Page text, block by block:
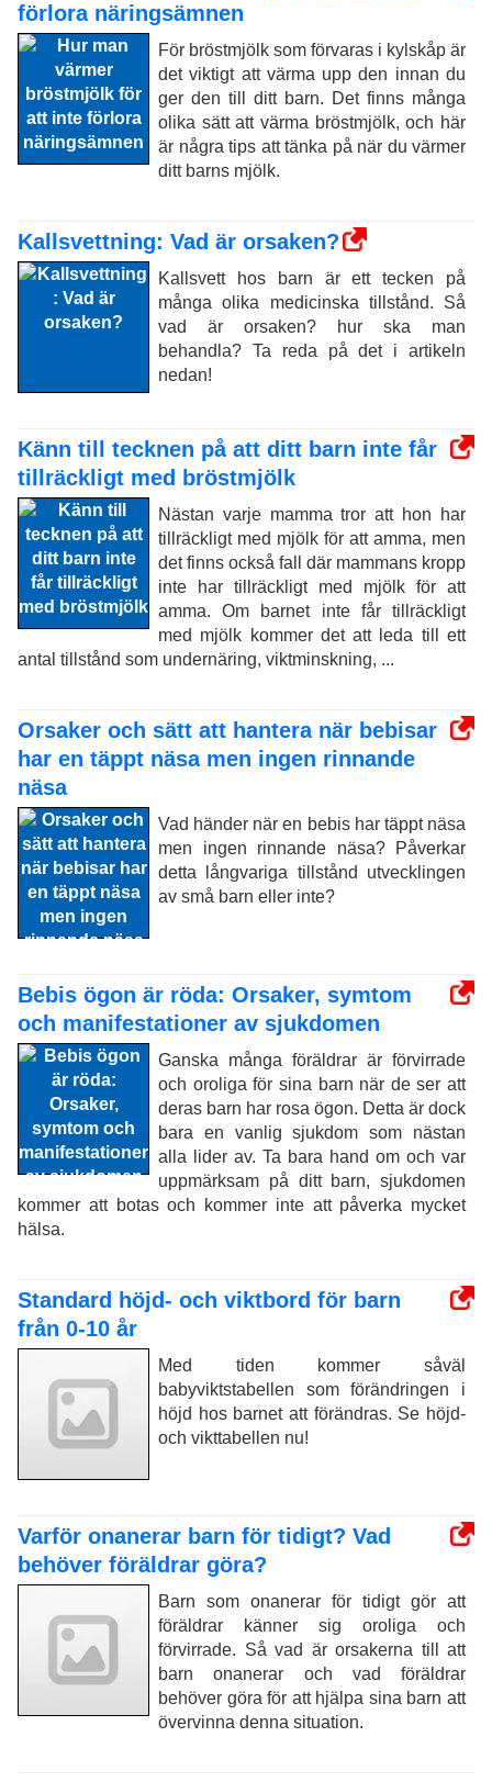
förlora näringsämnen
För bröstmjölk som förvaras i kylskåp är
det viktigt att värma upp den innan du
ger den till ditt barn. Det finns många
olika sätt att värma bröstmjölk, och här
är några tips att tänka på när du värmer
ditt barns mjölk.
Kallsvettning: Vad är orsaken?
Kallsvett hos barn är ett tecken på
många olika medicinska tillstånd. Så
vad är orsaken? hur ska man
behandla? Ta reda på det i artikeln
nedan!
Känn till tecknen på att ditt barn inte får
tillräckligt med bröstmjölk
Nästan varje mamma tror att hon har
tillräckligt med mjölk för att amma, men
det finns också fall där mammans kropp
inte har tillräckligt med mjölk för att
amma. Om barnet inte får tillräckligt
med mjölk kommer det att leda till ett
antal tillstånd som undernäring, viktminskning, ...
Orsaker och sätt att hantera när bebisar
har en täppt näsa men ingen rinnande
näsa
Vad händer när en bebis har täppt näsa
men ingen rinnande näsa? Påverkar
detta långvariga tillstånd utvecklingen
av små barn eller inte?
Bebis ögon är röda: Orsaker, symtom
och manifestationer av sjukdomen
Ganska många föräldrar är förvirrade
och oroliga för sina barn när de ser att
deras barn har rosa ögon. Detta är dock
bara en vanlig sjukdom som nästan
alla lider av. Ta bara hand om och var
uppmärksam på ditt barn, sjukdomen
kommer att botas och kommer inte att påverka mycket
hälsa.
Standard höjd- och viktbord för barn
från 0-10 år
Med tiden kommer såväl
babyviktstabellen som förändringen i
höjd hos barnet att förändras. Se höjd-
och vikttabellen nu!
Varför onanerar barn för tidigt? Vad
behöver föräldrar göra?
Barn som onanerar för tidigt gör att
föräldrar känner sig oroliga och
förvirrade. Så vad är orsakerna till att
barn onanerar och vad föräldrar
behöver göra för att hjälpa sina barn att
övervinna denna situation.